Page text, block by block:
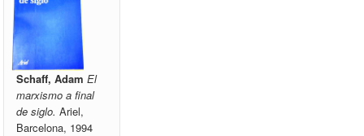
Schaff, AdamEl
marxismo a final
de siglo. Ariel,
Barcelona, 1994